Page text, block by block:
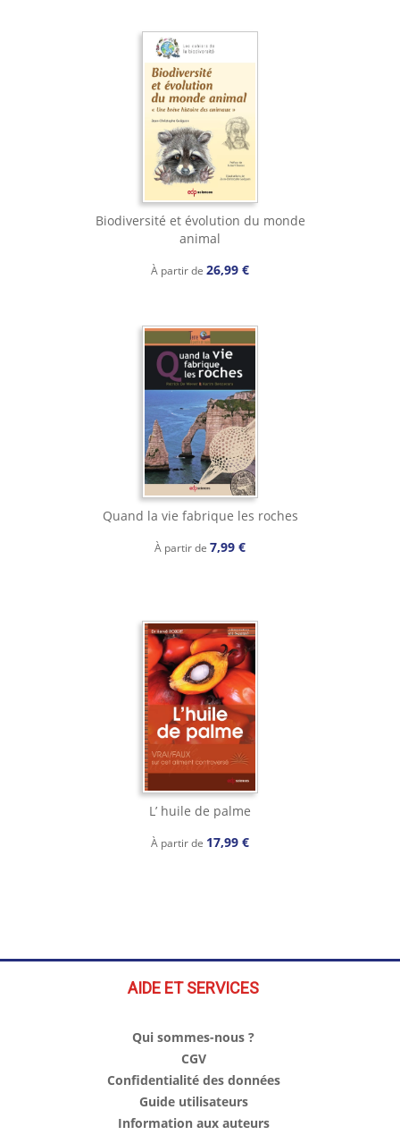
Biodiversité et évolution du monde
animal
À partir de 26,99 €
Quand la vie fabrique les roches
À partir de 7,99 €
L’ huile de palme
À partir de 17,99 €
AIDE ET SERVICES
Qui sommes-nous ?
CGV
Confidentialité des données
Guide utilisateurs
Information aux auteurs